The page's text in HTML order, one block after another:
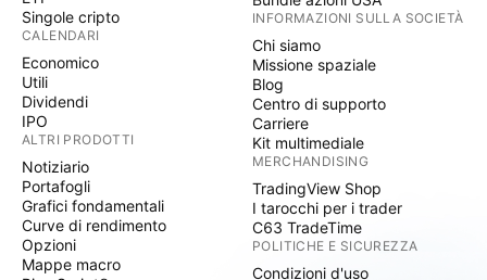
Singole cripto
CALENDARI
Economico
Utili
Dividendi
IPO
ALTRI PRODOTTI
Notiziario
Portafogli
Grafici fondamentali
Curve di rendimento
Opzioni
Mappe macro
INFORMAZIONI SULLA SOCIETÀ
Chi siamo
Missione spaziale
Blog
Centro di supporto
Carriere
Kit multimediale
MERCHANDISING
TradingView Shop
I tarocchi per i trader
C63 TradeTime
POLITICHE E SICUREZZA
Condizioni d'uso